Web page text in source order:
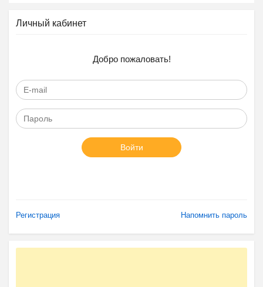
Личный кабинет
Добро пожаловать!
Войти
Регистрация Напомнить пароль